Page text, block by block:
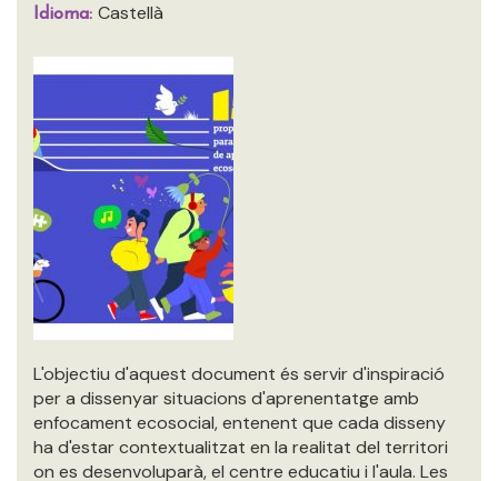
Idioma: Castellà
L'objectiu d'aquest document és servir d'inspiració
per a dissenyar situacions d'aprenentatge amb
enfocament ecosocial, entenent que cada disseny
ha d'estar contextualitzat en la realitat del territori
on es desenvoluparà, el centre educatiu i l'aula. Les